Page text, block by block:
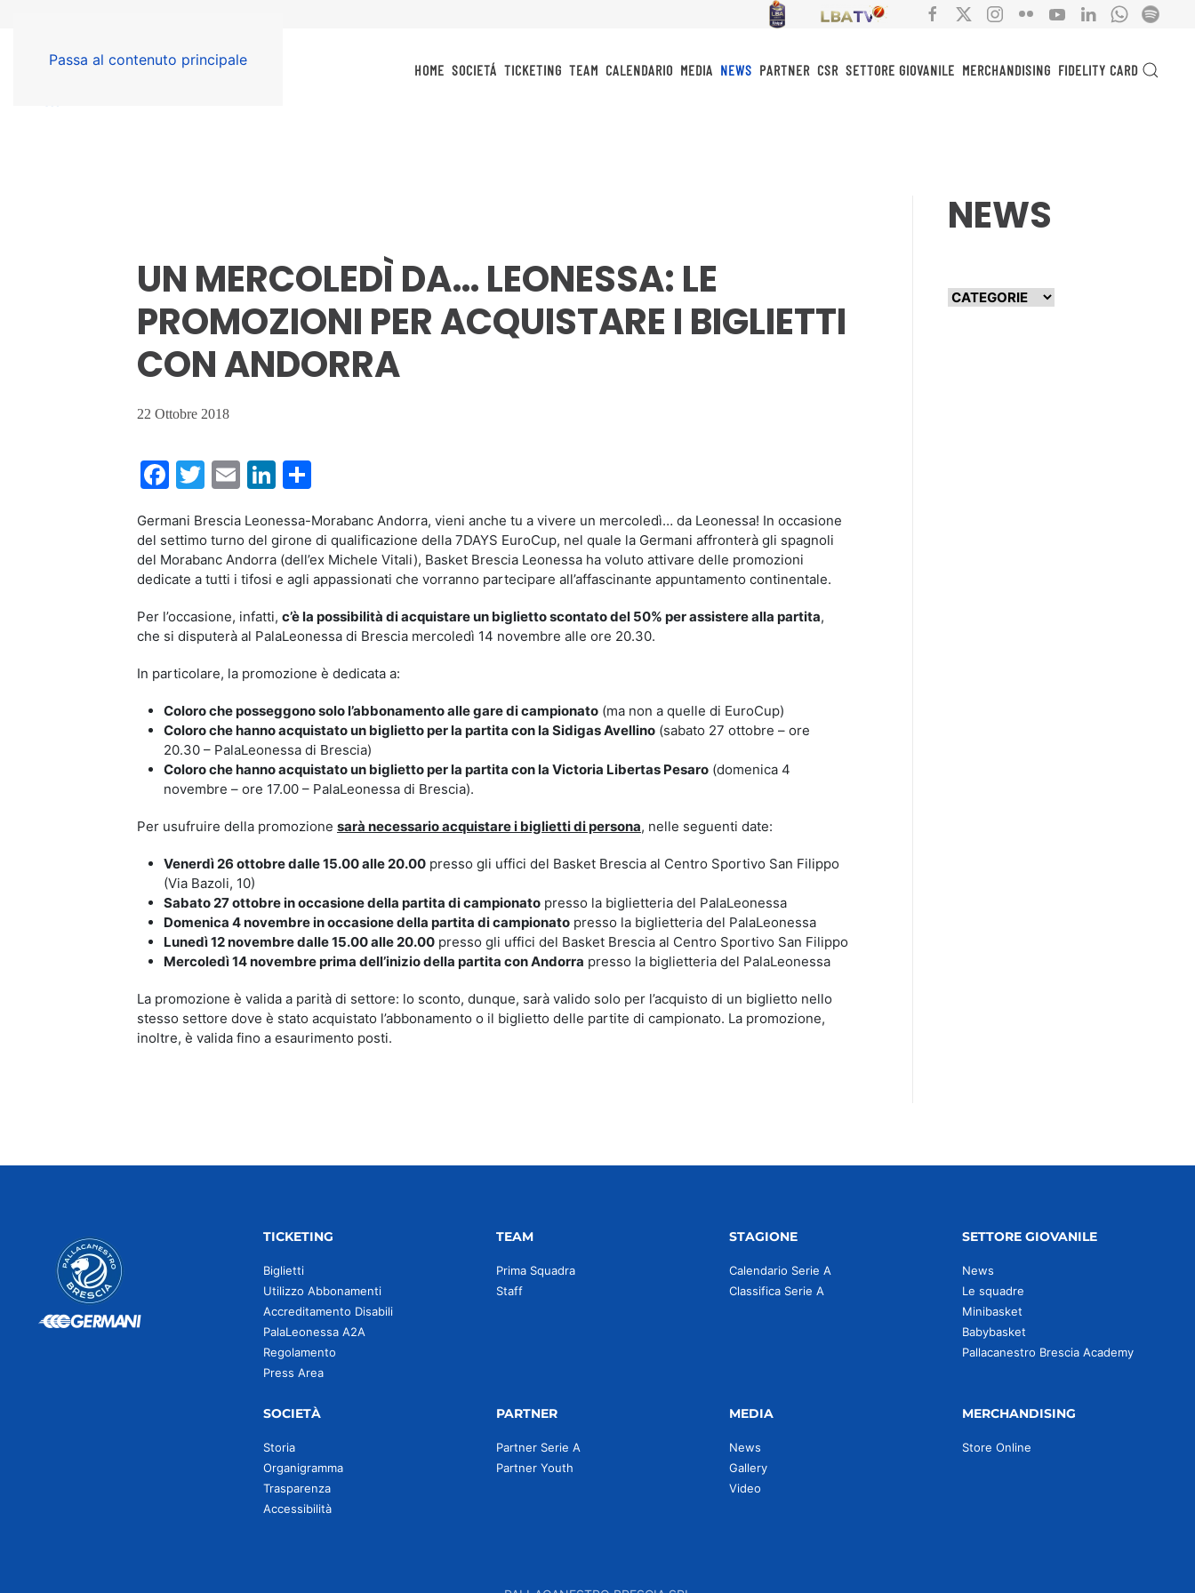
Passa al contenuto principale
HOME SOCIETÁ TICKETING TEAM CALENDARIO MEDIA NEWS PARTNER CSR SETTORE GIOVANILE MERCHANDISING FIDELITY CARD
UN MERCOLEDÌ DA… LEONESSA: LE
PROMOZIONI PER ACQUISTARE I BIGLIETTI
CON ANDORRA
22 Ottobre 2018
Facebook
Twitter
EmailLinkedIn
Germani Brescia Leonessa-Morabanc Andorra, vieni anche tu a vivere un mercoledì… da Leonessa! In occasione
del settimo turno del girone di qualificazione della 7DAYS EuroCup, nel quale la Germani affronterà gli spagnoli
del Morabanc Andorra (dell’ex Michele Vitali), Basket Brescia Leonessa ha voluto attivare delle promozioni
dedicate a tutti i tifosi e agli appassionati che vorranno partecipare all’affascinante appuntamento continentale.
Per l’occasione, infatti, c’è la possibilità di acquistare un biglietto scontato del 50% per assistere alla partita,
che si disputerà al PalaLeonessa di Brescia mercoledì 14 novembre alle ore 20.30.
In particolare, la promozione è dedicata a:
Coloro che posseggono solo l’abbonamento alle gare di campionato (ma non a quelle di EuroCup)
Coloro che hanno acquistato un biglietto per la partita con la Sidigas Avellino (sabato 27 ottobre – ore
20.30 – PalaLeonessa di Brescia)
Coloro che hanno acquistato un biglietto per la partita con la Victoria Libertas Pesaro (domenica 4
novembre – ore 17.00 – PalaLeonessa di Brescia).
Per usufruire della promozione sarà necessario acquistare i biglietti di persona, nelle seguenti date:
Venerdì 26 ottobre dalle 15.00 alle 20.00 presso gli uffici del Basket Brescia al Centro Sportivo San Filippo
(Via Bazoli, 10)
Sabato 27 ottobre in occasione della partita di campionato presso la biglietteria del PalaLeonessa
Domenica 4 novembre in occasione della partita di campionato presso la biglietteria del PalaLeonessa
Lunedì 12 novembre dalle 15.00 alle 20.00 presso gli uffici del Basket Brescia al Centro Sportivo San Filippo
Mercoledì 14 novembre prima dell’inizio della partita con Andorra presso la biglietteria del PalaLeonessa
La promozione è valida a parità di settore: lo sconto, dunque, sarà valido solo per l’acquisto di un biglietto nello
stesso settore dove è stato acquistato l’abbonamento o il biglietto delle partite di campionato. La promozione,
inoltre, è valida fino a esaurimento posti.
NEWS
TICKETING
Biglietti
Utilizzo Abbonamenti
Accreditamento Disabili
PalaLeonessa A2A
Regolamento
Press Area
TEAM
Prima Squadra
Staff
STAGIONE
Calendario Serie A
Classifica Serie A
SETTORE GIOVANILE
News
Le squadre
Minibasket
Babybasket
Pallacanestro Brescia Academy
SOCIETÀ
Storia
Organigramma
Trasparenza
Accessibilità
PARTNER
Partner Serie A
Partner Youth
MEDIA
News
Gallery
Video
MERCHANDISING
Store Online